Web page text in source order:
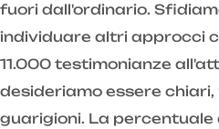
fuori dall'ordinario.
individuare altri approcci
11.000 testimonianze
desideriamo essere
guarigioni. La percentuale